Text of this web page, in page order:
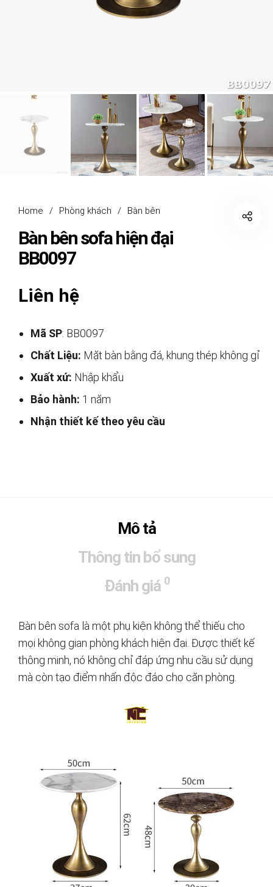
Home / Phòng khách / Bàn bên
Bàn bên sofa hiện đại
BB0097
Liên hệ
Mã SP: BB0097
Chất Liệu: Mặt bàn bằng đá, khung thép không gỉ
Xuất xứ: Nhập khẩu
Bảo hành: 1 năm
Nhận thiết kế theo yêu cầu
Mô tả
Thông tin bổ sung
Đánh giá 0
Bàn bên sofa là một phụ kiện không thể thiếu cho
mọi không gian phòng khách hiện đại. Được thiết kế
thông minh, nó không chỉ đáp ứng nhu cầu sử dụng
mà còn tạo điểm nhấn độc đáo cho căn phòng.